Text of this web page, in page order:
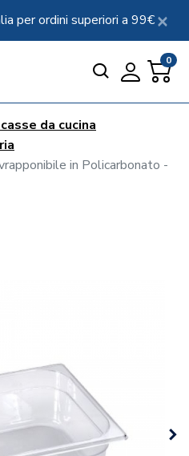
per ordini superiori a 99€
0
da cucina
in Policarbonato -